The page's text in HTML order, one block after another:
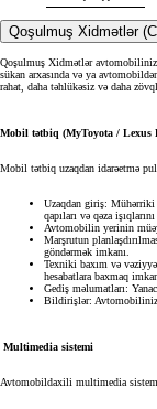
Qoşulmuş Xidmətlər
Qoşulmuş Xidmətlər avtomobilinizi
sükan arxasında və ya
rahat, daha təhlükəsiz və daha
Mobil tətbiq (MyToyota / Lexus
Mobil tətbiq uzaqdan idarəetmə
Uzaqdan giriş: Mühərriki
qapıları və qəza
Avtomobilin yerinin
Marşrutun
göndərmək imkanı.
Texniki baxım və
hesabatlara baxmaq
Gediş məlumatları:
Bildirişlər:
Multimedia sistemi
Avtomobildaxili multimedia